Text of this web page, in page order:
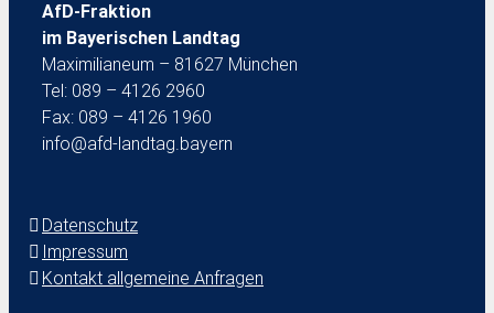
AfD-Fraktion
im Bayerischen Landtag
Maximilianeum – 81627 München
Tel: 089 – 4126 2960
Fax: 089 – 4126 1960
info@afd-landtag.bayern
Datenschutz
Impressum
Kontakt allgemeine Anfragen